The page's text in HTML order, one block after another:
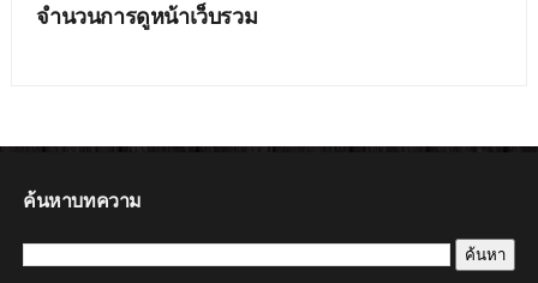
จำนวนการดูหน้าเว็บรวม
ค้นหาบทความ